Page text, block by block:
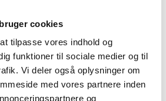
cookies
tilpasse vores indhold og
funktioner til sociale medier og til
Vi deler også oplysninger om
med vores partnere inden
og
såsom ledningsevne, flow
farve touchskærm.
og udviklet af
Dette giver garanti